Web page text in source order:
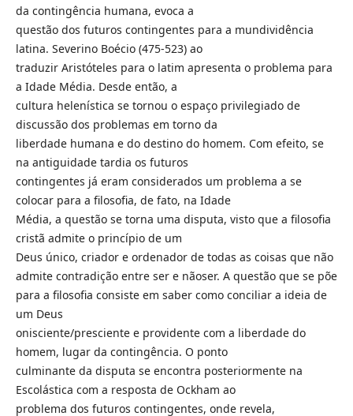
da contingência humana, evoca a
questão dos futuros contingentes para a mundividência
latina. Severino Boécio (475-523) ao
traduzir Aristóteles para o latim apresenta o problema para
a Idade Média. Desde então, a
cultura helenística se tornou o espaço privilegiado de
discussão dos problemas em torno da
liberdade humana e do destino do homem. Com efeito, se
na antiguidade tardia os futuros
contingentes já eram considerados um problema a se
colocar para a filosofia, de fato, na Idade
Média, a questão se torna uma disputa, visto que a filosofia
cristã admite o princípio de um
Deus único, criador e ordenador de todas as coisas que não
admite contradição entre ser e nãoser. A questão que se põe
para a filosofia consiste em saber como conciliar a ideia de
um Deus
onisciente/presciente e providente com a liberdade do
homem, lugar da contingência. O ponto
culminante da disputa se encontra posteriormente na
Escolástica com a resposta de Ockham ao
problema dos futuros contingentes, onde revela,